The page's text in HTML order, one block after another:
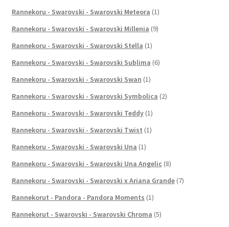
Rannekoru - Swarovski - Swarovski Meteora (1)
Rannekoru - Swarovski - Swarovski Millenia (9)
Rannekoru - Swarovski - Swarovski Stella (1)
Rannekoru - Swarovski - Swarovski Sublima (6)
Rannekoru - Swarovski - Swarovski Swan (1)
Rannekoru - Swarovski - Swarovski Symbolica (2)
Rannekoru - Swarovski - Swarovski Teddy (1)
Rannekoru - Swarovski - Swarovski Twist (1)
Rannekoru - Swarovski - Swarovski Una (1)
Rannekoru - Swarovski - Swarovski Una Angelic (8)
Rannekoru - Swarovski - Swarovski x Ariana Grande (7)
Rannekorut - Pandora - Pandora Moments (1)
Rannekorut - Swarovski - Swarovski Chroma (5)